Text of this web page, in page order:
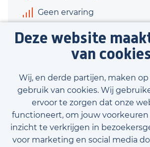
Deze website
van
Wij, en derde partijen, maken
gebruik van cookies. Wij
ervoor te zorgen dat onze
functioneert, om jouw voorkeuren
inzicht te verkrijgen in
voor marketing en social media
Geen ervaring
€405 - €445
Bekijk vacature
Bekijk onze beschikbare